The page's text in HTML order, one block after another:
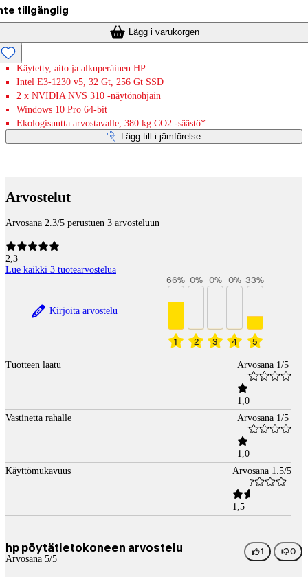
tillgänglig
Lägg i varukorgen
Käytetty, aito ja alkuperäinen HP
Intel E3-1230 v5, 32 Gt, 256 Gt SSD
2 x NVIDIA NVS 310 -näytönohjain
Windows 10 Pro 64-bit
Ekologisuutta arvostavalle, 380 kg CO2 -säästö*
Lägg till i jämförelse
Arvostelut
Arvosana 2.3/5 perustuen 3 arvosteluun
2,3
Lue kaikki 3 tuotearvostelua
Kirjoita arvostelu
1
66%
2
0%
3
0%
4
0%
5
33%
Tuotteen laatu Arvosana 1/5
1,0
Vastinetta rahalle
Arvosana 1/5
1,0
Käyttömukavuus
Arvosana 1.5/5
1,5
hp pöytätietokoneen arvostelu
Arvosana 5/5
1 0